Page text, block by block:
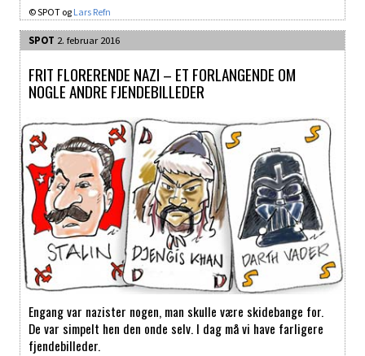
© SPOT og Lars Refn
SPOT 2. februar 2016
FRIT FLORERENDE NAZI – ET FORLANGENDE OM
NOGLE ANDRE FJENDEBILLEDER
Engang var nazister nogen, man skulle være skidebange for.
De var simpelt hen den onde selv. I dag må vi have farligere
fjendebilleder.